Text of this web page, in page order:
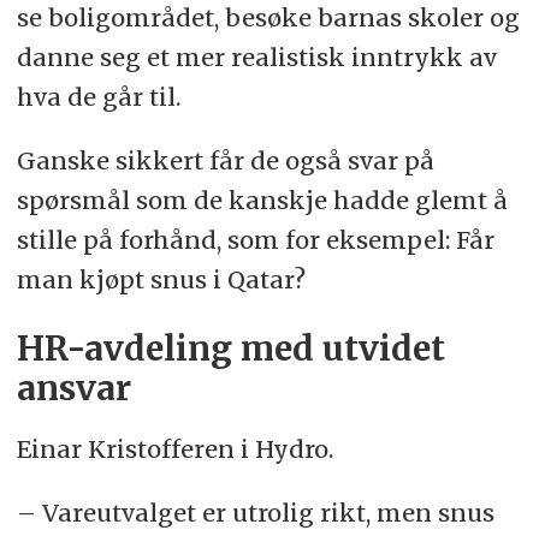
se boligområdet, besøke barnas skoler og
danne seg et mer realistisk inntrykk av
hva de går til.
Ganske sikkert får de også svar på
spørsmål som de kanskje hadde glemt å
stille på forhånd, som for eksempel: Får
man kjøpt snus i Qatar?
HR-avdeling med utvidet
ansvar
Einar Kristofferen i Hydro.
– Vareutvalget er utrolig rikt, men snus